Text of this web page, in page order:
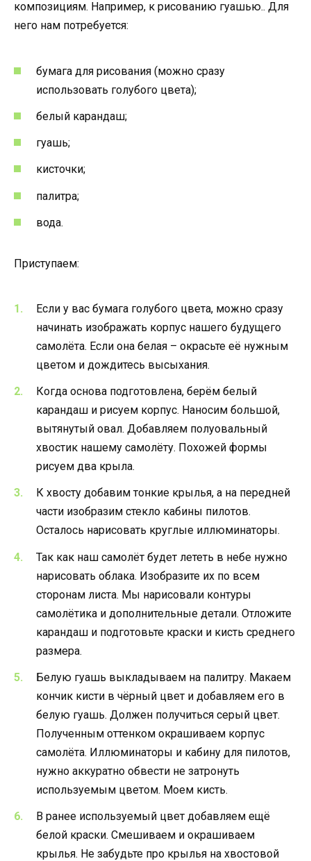
композициям. Например, к рисованию гуашью.. Для
него нам потребуется:
бумага для рисования (можно сразу
использовать голубого цвета);
белый карандаш;
гуашь;
кисточки;
палитра;
вода.
Приступаем:
Если у вас бумага голубого цвета, можно сразу
начинать изображать корпус нашего будущего
самолёта. Если она белая – окрасьте её нужным
цветом и дождитесь высыхания.
Когда основа подготовлена, берём белый
карандаш и рисуем корпус. Наносим большой,
вытянутый овал. Добавляем полуовальный
хвостик нашему самолёту. Похожей формы
рисуем два крыла.
К хвосту добавим тонкие крылья, а на передней
части изобразим стекло кабины пилотов.
Осталось нарисовать круглые иллюминаторы.
Так как наш самолёт будет лететь в небе нужно
нарисовать облака. Изобразите их по всем
сторонам листа. Мы нарисовали контуры
самолётика и дополнительные детали. Отложите
карандаш и подготовьте краски и кисть среднего
размера.
Белую гуашь выкладываем на палитру. Макаем
кончик кисти в чёрный цвет и добавляем его в
белую гуашь. Должен получиться серый цвет.
Полученным оттенком окрашиваем корпус
самолёта. Иллюминаторы и кабину для пилотов,
нужно аккуратно обвести не затронуть
используемым цветом. Моем кисть.
В ранее используемый цвет добавляем ещё
белой краски. Смешиваем и окрашиваем
крылья. Не забудьте про крылья на хвостовой